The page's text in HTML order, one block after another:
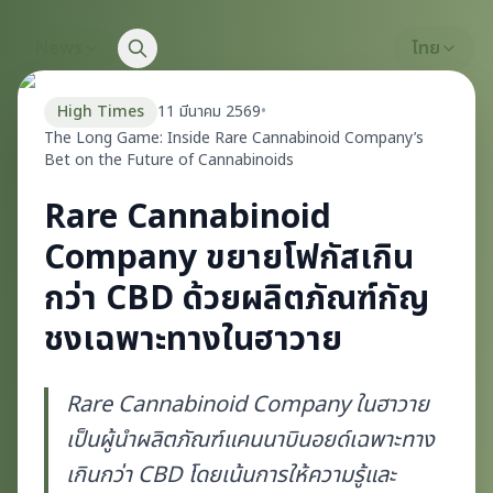
ไทย
High Times 11 มีนาคม 2569•
The Long Game: Inside Rare Cannabinoid Company’s
Bet on the Future of Cannabinoids
Rare Cannabinoid
Company ขยายโฟกัสเกิน
กว่า CBD ด้วยผลิตภัณฑ์กัญ
ชงเฉพาะทางในฮาวาย
Rare Cannabinoid Company ในฮาวาย
เป็นผู้นำผลิตภัณฑ์แคนนาบินอยด์เฉพาะทาง
เกินกว่า CBD โดยเน้นการให้ความรู้และ